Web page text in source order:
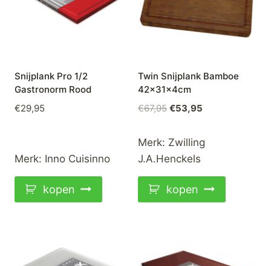
Snijplank Pro 1/2
Gastronorm Rood
€29,95
Merk: Inno Cuisinno
kopen
Twin Snijplank Bamboe
42x31x4cm
€67,95 Oorspronkelijke
was:
€67,95.
€53,95
€53,95.
Merk: Zwilling
J.A.Henckels
kopen